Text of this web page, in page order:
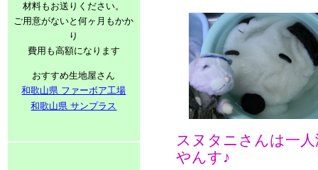
材料もお送りください。
ご用意がないと何ヶ月もかか
り
費用も高額になります
おすすめ生地屋さん
和歌山県 ファーボア工場
和歌山県 サンプラス
スヌタニさんは一
やんす♪